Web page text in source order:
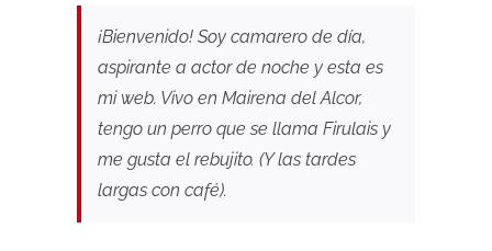
¡Bienvenido! Soy camarero de día,
aspirante a actor de noche y esta es
mi web. Vivo en Mairena del Alcor,
tengo un perro que se llama Firulais y
me gusta el rebujito. (Y las tardes
largas con café).